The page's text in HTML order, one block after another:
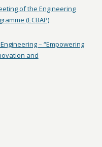
of the Engineering
(ECBAP)
– “Empowering
and